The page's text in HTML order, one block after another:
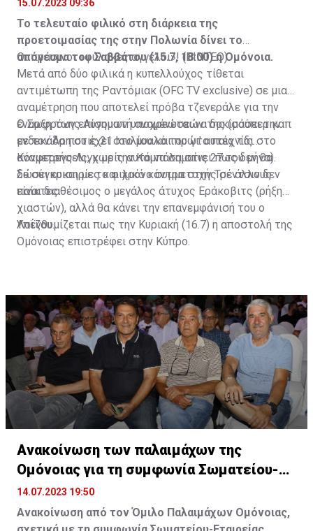
15.07.2023 09:36
Το τελευταίο φιλικό στη διάρκεια της
προετοιμασίας της στην Πολωνία δίνει το
απόγευμα του Σαββάτου (15.7, 18:00) η Ομόνοια.
Οι πράσινοι «φύλακες αγγέλοι»! (ΒΙΝΤΕΟ)
Μετά από δύο φιλικά η κυπελλούχος τίθεται
αντιμέτωπη της Ραντόμιακ (OFC TV exclusive) σε μια
αναμέτρηση που αποτελεί πρόβα τζενεράλε για την
έναρξη των επίσημων υποχρεώσεών της (σούπερ καπ
με τον Άρη στις 21 Ιουλίου και πρώτο παιχνίδι στο
Κόνφερενς Λιγκ με την Καμπάλα στις 27 του μήνα).
Ο Σωφρόνης Αυγουστή αναμένεται να δοκιμάσει την
ενδεκάδα που έχει στο μυαλό του γι' αυτές τις
αναμετρήσεις, χωρίς αυτό να σημαίνει πως δεν θα
δώσει ευκαιρίες και χρόνο συμμετοχής σε άλλους
παίκτες.
Σε σύγκριση με το φιλικό κόντρα στην Τρέντσιν δεν
είναι διαθέσιμος ο μεγάλος άτυχος Εράκοβιτς (ρήξη
χιαστών), αλλά θα κάνει την επανεμφάνισή του ο
Λοΐζου.
Υπενθυμίζεται πως την Κυριακή (16.7) η αποστολή της
Ομόνοιας επιστρέφει στην Κύπρο.
Ανακοίνωση των παλαιμάχων της
Ομόνοιας για τη συμφωνία Σωματείου-
Εταιρείας!
14.07.2023 19:50
Ανακοίνωση από τον Όμιλο Παλαιμάχων Ομόνοιας,